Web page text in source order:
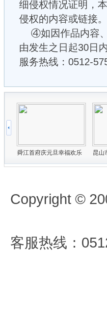
细侵权情况证明，
侵权的内容或链接。
④如因作品内容、
由发生之日起30日内
服务热线：0512-
Copyright ©
客服热线：